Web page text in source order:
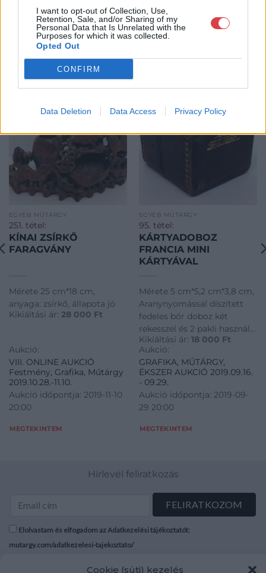
I want to opt-out of Collection, Use,
Retention, Sale, and/or Sharing of my
Personal Data that Is Unrelated with the
Purposes for which it was collected.
Opted Out
CONFIRM
Data Deletion Data Access Privacy Policy
Cookie (süti) kezelés
KAPCSOLÓDÓ MŰTÁRGYAK
EGYÉB MŰTÁRGY
251. tétel:
KÍNAI ZSÍRKŐ
FARAGVÁNY
Mérete 25 cm*18 cm,
anyaga: zsírkő, állapota jó
Kikiáltási ár: 28 000 Ft
Aukció:
VIII. ONLINE AUKCIÓ
Festmény, Grafika, Műtárgy
2019.10.28.-11.10.
Aukció időpontja: 2019-11-10
20:00
MEGTEKINTEM
EGYÉB MŰTÁRGY
95. tétel:
KÁRTYADOBOZ
FRANCIA MINI
KÁRTYÁVAL
Mérete 5 cm*5,2 cm*3,8 cm,
Aranynyomással díszített
fedeles bőr doboz két
rekesszel és 2 pakli használt
mini kártyacsomaggal,
állapota korának megfelelő,
jelzés: alján benyomott
készítői jelzéssel
Kikiáltási ár: 18 000 Ft
Aukció:
GRAFIKA, MŰTÁRGY,
ÉKSZER AUKCIÓ 2019.09.16.
- 09.29.
Aukció időpontja: 2019-09-
29 20:00
MEGTEKINTEM
Hírlevél feliratkozás
Elolvastam és elfogadom az Adatkezelési tájékoztatót:
mutargy.com/adatkezelesi-tajekoztato/